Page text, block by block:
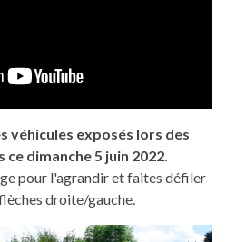
véhicules exposés lors des
dimanche 5 juin 2022.
pour l'agrandir et faites défiler
droite/gauche.